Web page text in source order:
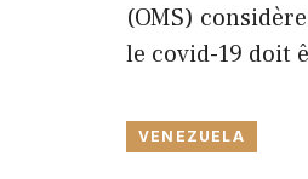
(OMS)
le covid-19 doit
VENEZUELA